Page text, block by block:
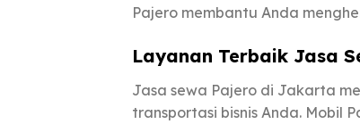
Pajero membantu Anda
Layanan Terbaik Jasa
Jasa sewa Pajero di Jakarta
transportasi bisnis Anda. Mobil